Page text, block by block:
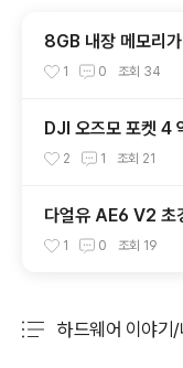
8GB 내장 메모리
ave8 스포츠 골전
1 0 조회 34
DJI 오즈모 포켓 4
2 1 조회 21
다얼유 AE6 V2 초
스 1 0 조회 19
하드웨어 이야기